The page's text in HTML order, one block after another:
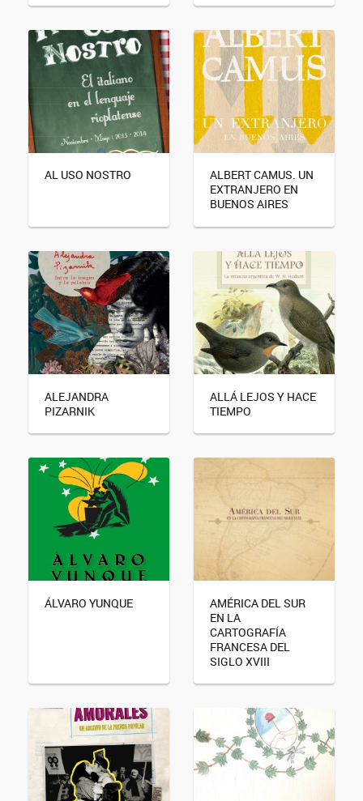
AL USO NOSTRO
ALBERT CAMUS. UN
EXTRANJERO EN
BUENOS AIRES
ALEJANDRA
PIZARNIK
ALLÁ LEJOS Y HACE
TIEMPO
ÁLVARO YUNQUE
AMÉRICA DEL SUR
EN LA
CARTOGRAFÍA
FRANCESA DEL
SIGLO XVIII